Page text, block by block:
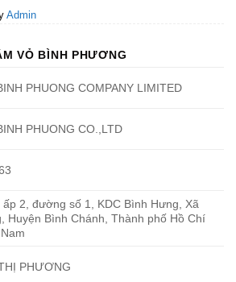
Admin
VỎ BÌNH PHƯƠNG
PHUONG COMPANY LIMITED
PHUONG CO.,LTD
ấp 2, đường số 1, KDC Bình Hưng, Xã
Huyện Bình Chánh, Thành phố Hồ Chí
PHƯƠNG